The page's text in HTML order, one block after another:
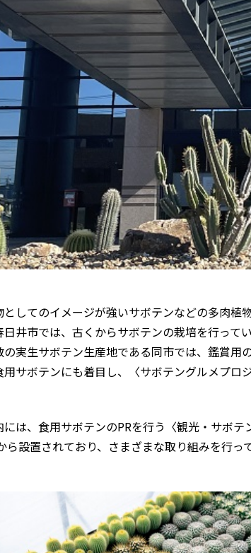
してのイメージが強いサボテンなどの多肉植物
井市では、古くからサボテンの栽培を行ってい
実生サボテン生産地である同市では、鑑賞用
サボテンにも着目し、〈サボテングルメプロ
には、食用サボテンのPRを行う〈観光・サボテ
ら設置されており、さまざまな取り組みを行っ